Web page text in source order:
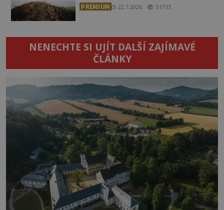
PREMIUM 22.7.2026 3.0TIS
NENECHTE SI UJÍT DALŠÍ ZAJÍMAVÉ
ČLÁNKY